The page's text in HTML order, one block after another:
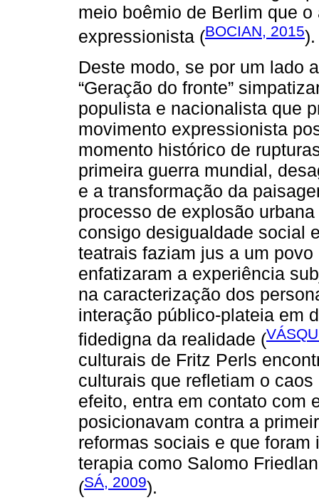
meio boêmio de Berlim que
expressionista (BOCIAN, 2015).
Deste modo, se por um lado
“Geração do fronte”
populista e nacionalista que
movimento expressionista
momento histórico de
primeira guerra mundial,
e a transformação da
processo de explosão
consigo desigualdade social
teatrais faziam jus a um
enfatizaram a experiência
na caracterização dos
interação público-plateia em
fidedigna da realidade (
culturais de Fritz Perls
culturais que refletiam o
efeito, entra em contato com
posicionavam contra a
reformas sociais e que
terapia como Salomo
(SÁ, 2009).